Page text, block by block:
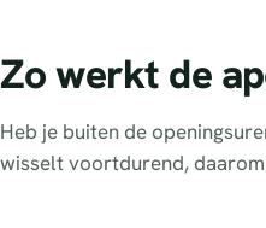
Zo werkt de
Heb je buiten de
wisselt voortdurend,